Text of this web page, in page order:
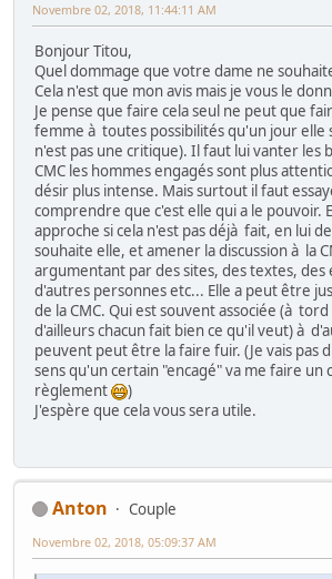
Novembre 02, 2018, 11:44:11 AM
Bonjour Titou,
Quel dommage que votre dame ne
Cela n'est que mon avis mais je vous le
Je pense que faire cela seul ne peut que
femme à toutes possibilités qu'un jour elle
n'est pas une critique). Il faut lui vanter les
CMC les hommes engagés sont plus
désir plus intense. Mais surtout il faut
comprendre que c'est elle qui a le pouvoir.
approche si cela n'est pas déjà fait, en lui
souhaite elle, et amener la discussion à la
argumentant par des sites, des textes, des
d'autres personnes etc... Elle a peut être
de la CMC. Qui est souvent associée (à
d'ailleurs chacun fait bien ce qu'il veut) à
peuvent peut être la faire fuir. (Je vais pas
sens qu'un certain "encagé" va me faire un
règlement
)
J'espère que cela vous sera utile.
Anton
Couple
Novembre 02, 2018, 05:09:37 AM